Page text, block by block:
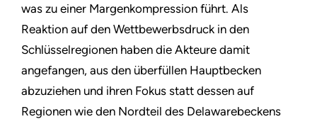
was zu einer Margenkompression führt. Als
Reaktion auf den Wettbewerbsdruck in den
Schlüsselregionen haben die Akteure damit
angefangen, aus den überfüllen Hauptbecken
abzuziehen und ihren Fokus statt dessen auf
Regionen wie den Nordteil des Delawarebeckens